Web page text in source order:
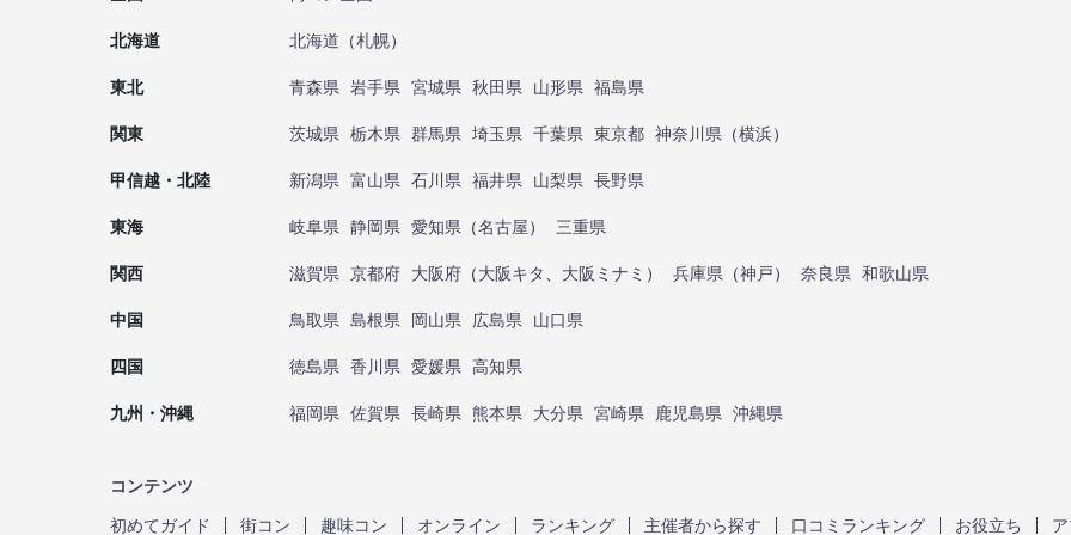
北海道 北海道 （札幌）
東北 青森県 岩手県 宮城県 秋田県 山形県 福島県
関東 茨城県 栃木県 群馬県 埼玉県 千葉県 東京都 神奈川県 （横浜）
甲信越・北陸 新潟県 富山県 石川県 福井県 山梨県 長野県
東海 岐阜県 静岡県 愛知県 （名古屋） 三重県
関西 滋賀県 京都府 大阪府 （大阪キタ 大阪ミナミ ） 兵庫県 （神戸） 奈良県 和歌山県
中国 鳥取県 島根県 岡山県 広島県 山口県
四国 徳島県 香川県 愛媛県 高知県
九州・沖縄 福岡県 佐賀県 長崎県 熊本県 大分県 宮崎県 鹿児島県 沖縄県
コンテンツ
初めてガイド
街コン 趣味コン オンライン ランキング 主催者から探す 口コミランキング お役立ち